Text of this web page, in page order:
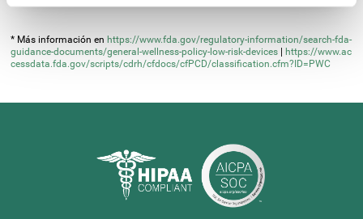
* Más información en https://www.fda.gov/regulatory-information/search-fda-
guidance-documents/general-wellness-policy-low-risk-devices
https://www.ac
cessdata.fda.gov/scripts/cdrh/cfdocs/cfPCD/classification.cfm?ID=PWC